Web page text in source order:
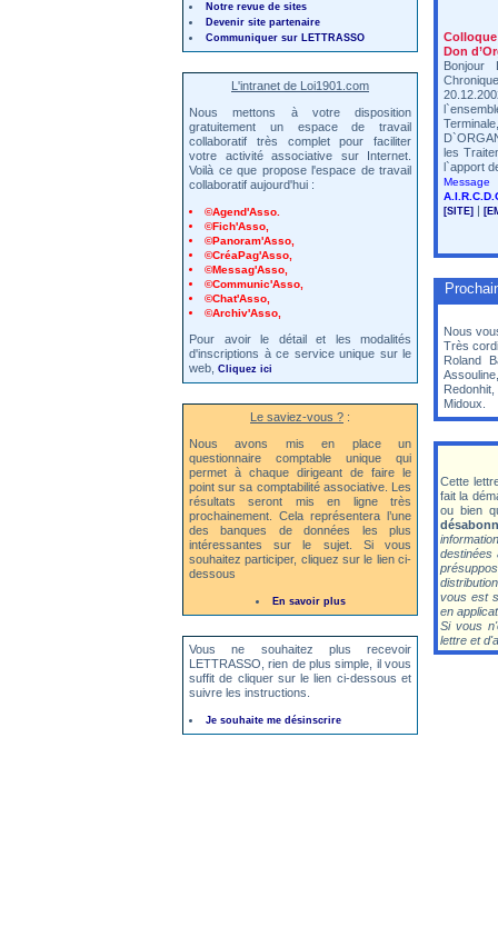
Notre revue de sites
Devenir site partenaire
Communiquer sur LETTRASSO
L'intranet de Loi1901.com
Nous mettons à votre disposition
gratuitement un espace de travail
collaboratif très complet pour faciliter
votre activité associative sur Internet.
Voilà ce que propose l'espace de travail
collaboratif aujourd'hui :
©Agend'Asso.
©Fich'Asso,
©Panoram'Asso,
©CréaPag'Asso,
©Messag'Asso,
©Communic'Asso,
©Chat'Asso,
©Archiv'Asso,
Pour avoir le détail et les modalités
d'inscriptions à ce service unique sur le
web, Cliquez ici
Le saviez-vous ? :
Nous avons mis en place un
questionnaire comptable unique qui
permet à chaque dirigeant de faire le
point sur sa comptabilité associative. Les
résultats seront mis en ligne très
prochainement. Cela représentera l’une
des banques de données les plus
intéressantes sur le sujet. Si vous
souhaitez participer, cliquez sur le lien ci-
dessous
En savoir plus
Vous ne souhaitez plus recevoir
LETTRASSO, rien de plus simple, il vous
suffit de cliquer sur le lien ci-dessous et
suivre les instructions.
Je souhaite me désinscrire
Don
Bonjour
les
l`apport
[SITE] |
Nous
Très
Roland
Midoux.
Cette
fait la
ou bien
destinées
vous est
en
Si vous
lettre et